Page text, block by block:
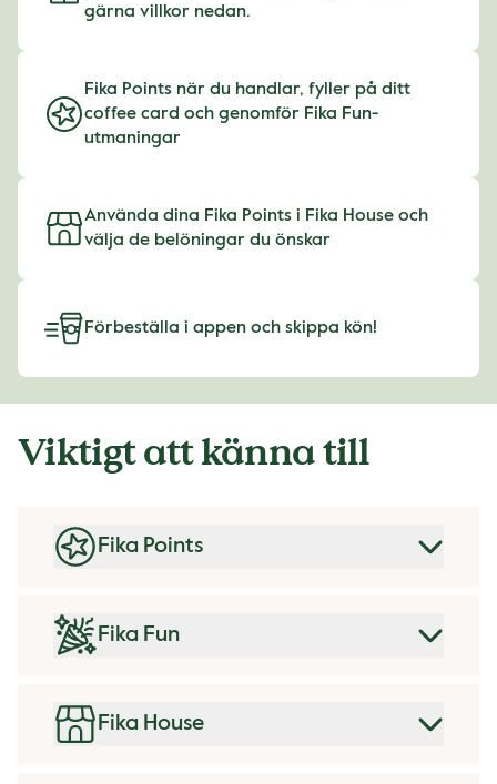
gärna villkor nedan.
Fika Points när du handlar, fyller på ditt
coffee card och genomför Fika Fun-
utmaningar
Använda dina Fika Points i Fika House och
välja de belöningar du önskar
Förbeställa i appen och skippa kön!
Viktigt att känna till
Fika Points
Fika Fun
Fika House